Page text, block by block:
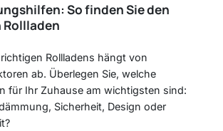
So finden Sie den
Rollladen
Rollladens hängt von
ab. Überlegen Sie, welche
für Ihr Zuhause am wichtigsten sind:
Sicherheit, Design oder